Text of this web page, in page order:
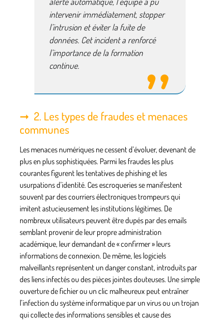
intervenir immédiatement, stopper
l’intrusion et éviter la fuite de
données. Cet incident a renforcé
l’importance de la formation
continue.
2. Les types de fraudes et menaces
communes
Les menaces numériques ne cessent d’évoluer, devenant de
plus en plus sophistiquées. Parmi les fraudes les plus
courantes figurent les tentatives de phishing et les
usurpations d’identité. Ces escroqueries se manifestent
souvent par des courriers électroniques trompeurs qui
imitent astucieusement les institutions légitimes. De
nombreux utilisateurs peuvent être dupés par des emails
semblant provenir de leur propre administration
académique, leur demandant de « confirmer » leurs
informations de connexion. De même, les logiciels
malveillants représentent un danger constant, introduits par
des liens infectés ou des pièces jointes douteuses. Une simple
ouverture de fichier ou un clic malheureux peut entraîner
l’infection du système informatique par un virus ou un trojan
qui collecte des informations sensibles et cause des